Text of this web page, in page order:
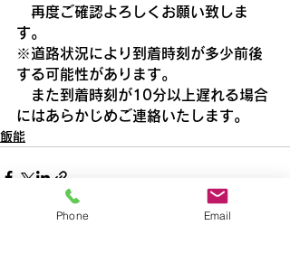
再度ご確認よろしくお願い致しま
す。
※道路状況により到着時刻が多少前後
する可能性があります。
また到着時刻が10分以上遅れる場合
にはあらかじめご連絡いたします。
飯能
Phone Email